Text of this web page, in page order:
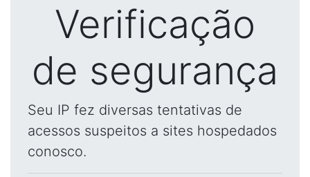
Verificação
de segurança
Seu IP fez diversas tentativas de
acessos suspeitos a sites hospedados
conosco.